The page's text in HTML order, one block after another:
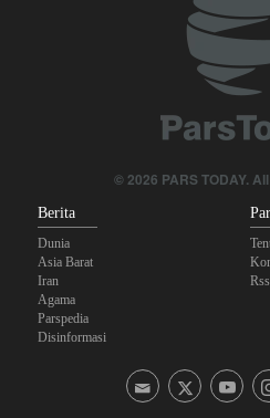
The Economist: Kesepakatan
Anggota Kongres AS Khawatirkan
Amerika Hadapi Iran© 2026 PARS TODAY.
Berita
Dunia
Asia Barat
Iran
Agama
Parspedia
Disinformasi
Rss